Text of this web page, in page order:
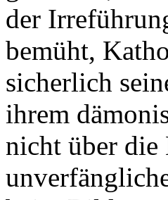
der
bemüht,
sicherlich
ihrem
nicht über die